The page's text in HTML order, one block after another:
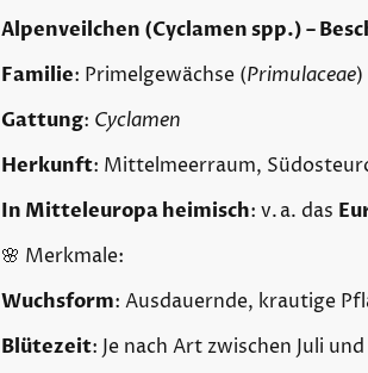
Alpenveilchen (Cyclamen spp.) –
Familie: Primelgewächse (Primulaceae)
Gattung: Cyclamen
Herkunft: Mittelmeerraum,
In Mitteleuropa heimisch: v. a. das
🌸 Merkmale:
Wuchsform: Ausdauernde, krautige
Blütezeit: Je nach Art zwischen Juli